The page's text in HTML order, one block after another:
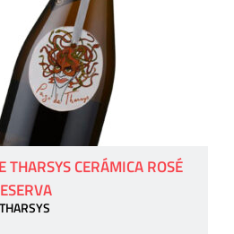
THARSYS CERÁMICA ROSÉ